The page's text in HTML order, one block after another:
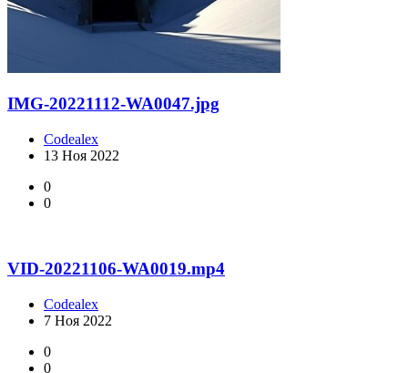
IMG-20221112-WA0047.jpg
Codealex
13 Ноя 2022
0
0
VID-20221106-WA0019.mp4
Codealex
7 Ноя 2022
0
0